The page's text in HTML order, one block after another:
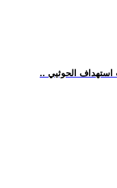
استهداف الحوثيي